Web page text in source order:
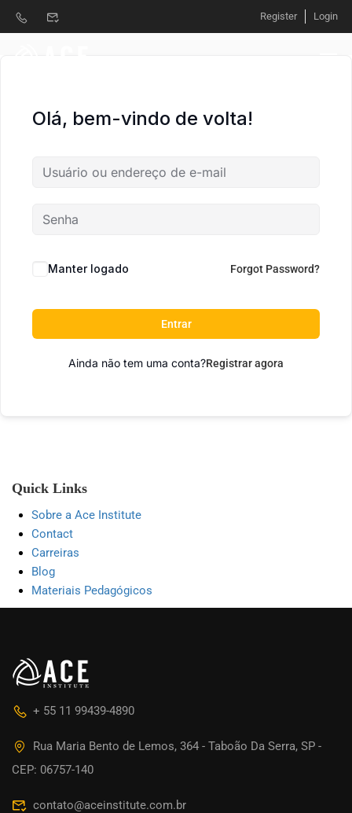
Register Login
Olá, bem-vindo de volta!
Manter logado Forgot Password?
Entrar
Ainda não tem uma conta?Registrar agora
Quick Links
Sobre a Ace Institute
Contact
Carreiras
Blog
Materiais Pedagógicos
+ 55 11 99439-4890
Rua Maria Bento de Lemos, 364 - Taboão Da Serra, SP -
CEP: 06757-140
contato@aceinstitute.com.br